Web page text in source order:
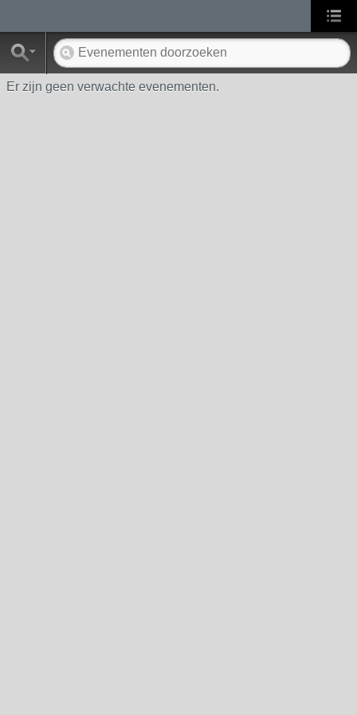
Er zijn geen verwachte evenementen.